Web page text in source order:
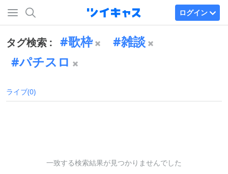
ログイン
タグ検索 : 歌枠
雑談
パチスロ
ライブ(0)
一致する検索結果が見つかりませんでした